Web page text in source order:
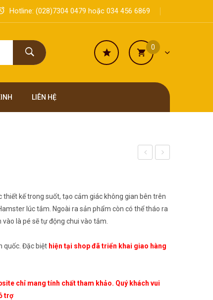
Hotline: (028)7304 0479 hoặc 034 456 6869
0
LIÊN HỆ
Trong
1
kế trong suốt, tạo cảm giác không gian bên trên
lúc tắm. Ngoài ra sản phẩm còn có thể tháo ra
vào là pé sẽ tự động chui vào tắm.
quốc. Đặc biệt hiện tại shop đã triển khai giao hàng
chỉ mang tính chất tham khảo. Quý khách vui
trợ